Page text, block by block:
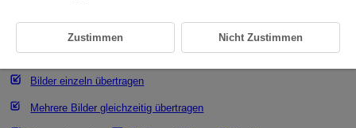
Wiederherstellen der Verbindung mithilfe von
Verbindungsinformationen
Bilder einzeln übertragen
Mehrere Bilder gleichzeitig übertragen
Zustimmen Nicht Zustimmen